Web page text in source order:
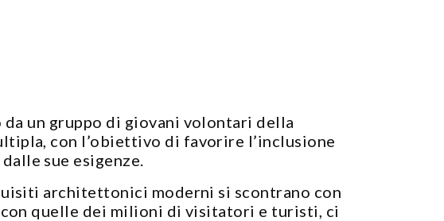
da un gruppo di giovani volontari della
con l’obiettivo di favorire l’inclusione
sue esigenze.
architettonici moderni si scontrano con
quelle dei milioni di visitatori e turisti, ci